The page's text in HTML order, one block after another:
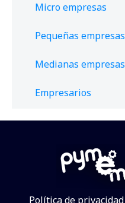
Micro empresas
Pequeñas empresas
Medianas empresas
Empresarios
Política de privacidad